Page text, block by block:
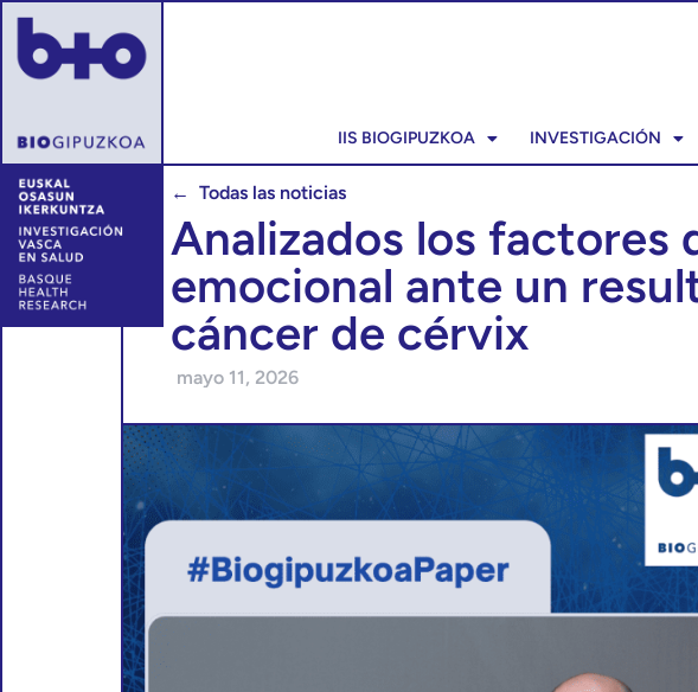
IIS BIOGIPUZKOA INVESTIGACIÓN
← Todas las noticias
Analizados los factores
emocional ante un
cáncer de cérvix
mayo 11, 2026